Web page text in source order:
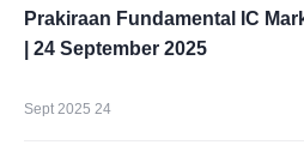
Prakiraan Fundamental IC
| 24 September 2025
Sept 2025 24